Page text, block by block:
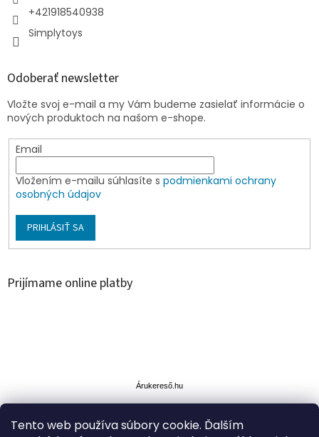
Tento web používa súbory cookie. Ďalším
+421918540938
Simplytoys
Odoberať newsletter
Vložte svoj e-mail a my Vám budeme zasielať informácie o
nových produktoch na našom e-shope.
Email
Vložením e-mailu súhlasíte s podmienkami ochrany
osobných údajov
PRIHLÁSIŤ SA
Prijímame online platby
k
r
Árukereső.hu